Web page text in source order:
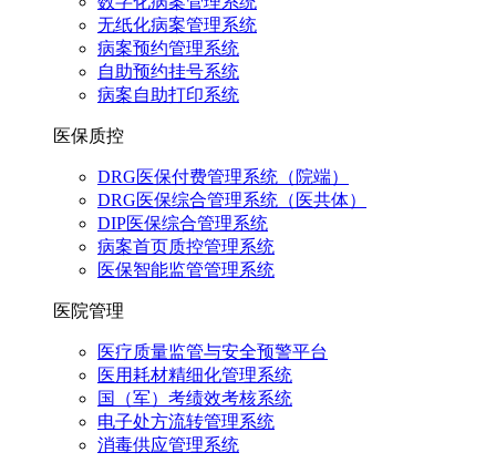
无纸化病案管理系统
病案预约管理系统
自助预约挂号系统
病案自助打印系统
医保质控
DRG医保付费管理系统（院端）
DRG医保综合管理系统（医共体）
DIP医保综合管理系统
病案首页质控管理系统
医保智能监管管理系统
医院管理
医疗质量监管与安全预警平台
医用耗材精细化管理系统
国（军）考绩效考核系统
电子处方流转管理系统
消毒供应管理系统